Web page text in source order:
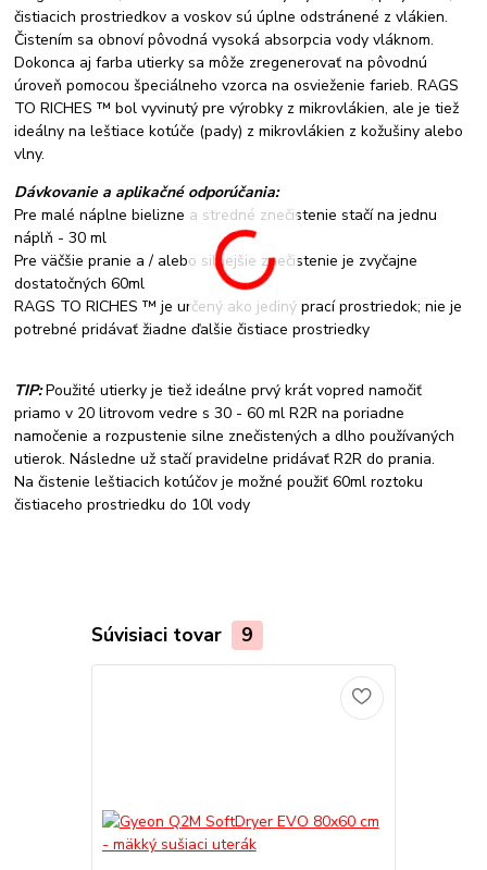
čistiacich prostriedkov a voskov sú úplne odstránené z vlákien.
Čistením sa obnoví pôvodná vysoká absorpcia vody vláknom.
Dokonca aj farba utierky sa môže zregenerovať na pôvodnú
úroveň pomocou špeciálneho vzorca na osvieženie farieb. RAGS
TO RICHES ™ bol vyvinutý pre výrobky z mikrovlákien, ale je tiež
ideálny na leštiace kotúče (pady) z mikrovlákien z kožušiny alebo
vlny.
Dávkovanie a aplikačné odporúčania:
Pre malé náplne bielizne a stredné znečistenie stačí na jednu
náplň - 30 ml
Pre väčšie pranie a / alebo silnejšie znečistenie je zvyčajne
dostatočných 60ml
RAGS TO RICHES ™ je určený ako jediný prací prostriedok; nie je
potrebné pridávať žiadne ďalšie čistiace prostriedky
TIP:Použité utierky je tiež ideálne prvý krát vopred namočiť
priamo v 20 litrovom vedre s 30 - 60 ml R2R na poriadne
namočenie a rozpustenie silne znečistených a dlho používaných
utierok. Následne už stačí pravidelne pridávať R2R do prania.
Na čistenie leštiacich kotúčov je možné použiť 60ml roztoku
čistiaceho prostriedku do 10l vody
Súvisiaci tovar 9